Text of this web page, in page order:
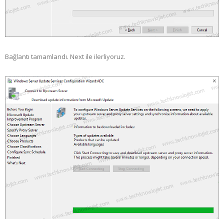
Bağlantı tamamlandı. Next ile ilerliyoruz.